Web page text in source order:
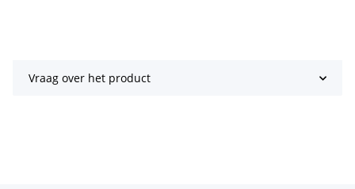
Vraag over het product